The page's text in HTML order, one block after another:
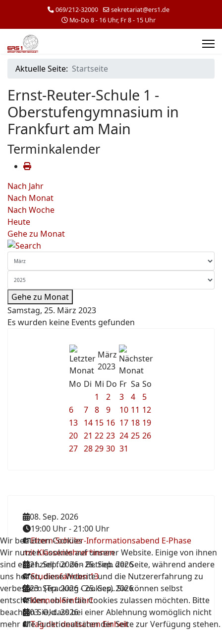
069/212-32000
sekretariat@ers1.de
Mo-Do 8 - 16 Uhr, Fr 8 - 15 Uhr
Aktuelle Seite: Startseite
Ernst-Reuter-Schule 1 -
Oberstufengymnasium in
Frankfurt am Main
Terminkalender
Nach Jahr
Nach Monat
Nach Woche
Heute
Gehe zu Monat
Gehe zu Monat
Samstag, 25. März 2023
Es wurden keine Events gefunden
März
2023
Mo Di Mi Do Fr Sa So
1
2 3 4
5
6
7 8 9 10 11 12
13
14 15 16 17 18 19
20 21 22 23 24 25 26
27 28 29 30 31
08. Sep. 2026
19:00 Uhr-21:00 Uhr
Eltern-Schüler-Informationsabend E-Phase
mit Klassenlehrer*innen
21. Sep. 2026-25. Sep. 2026
Studienfahrten 13
23. Sep. 2026-25. Sep. 2026
Kennenlernfahrt
03. Okt. 2026
Tag der deutschen Einheit
Wir benutzen Cookies
Wir nutzen Cookies auf unserer Website. Einige von ihnen
sind essenziell für den Betrieb der Seite, während andere
uns helfen, diese Website und die Nutzererfahrung zu
verbessern (Tracking Cookies). Sie können selbst
entscheiden, ob Sie die Cookies zulassen möchten. Bitte
beachten Sie, dass bei einer Ablehnung womöglich nicht
mehr alle Funktionalitäten der Seite zur Verfügung stehen.